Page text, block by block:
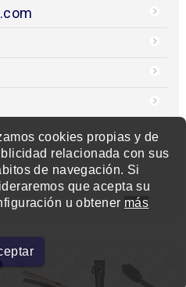
cookies propias y de
relacionada con sus
de navegación. Si
que acepta su
u obtener más